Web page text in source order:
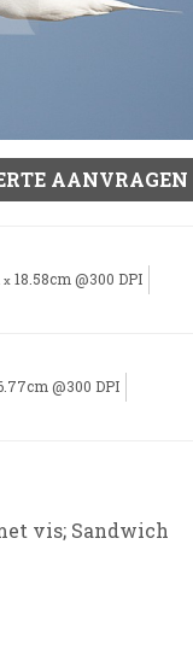
AANVRAGEN
x 18.58cm @300 DPI
@300 DPI
vis; Sandwich